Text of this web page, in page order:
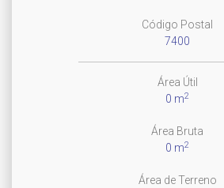
Código Postal
7400
Área Útil
0 m2
Área Bruta
0 m2
Área de Terreno